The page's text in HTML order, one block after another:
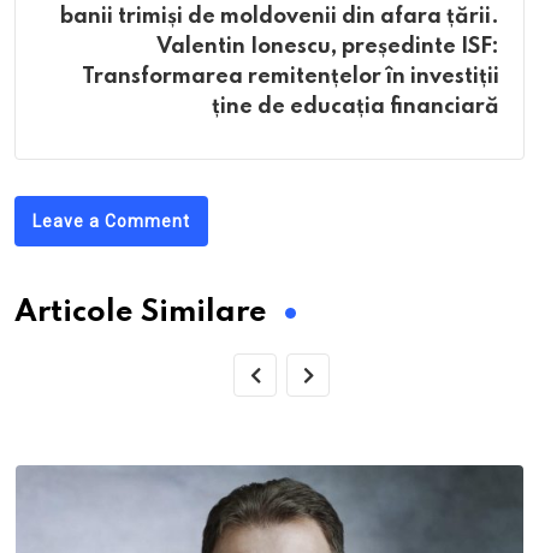
banii trimiși de moldovenii din afara țării.
Valentin Ionescu, președinte ISF:
Transformarea remitențelor în investiții
ține de educația financiară
Leave a Comment
Articole Similare